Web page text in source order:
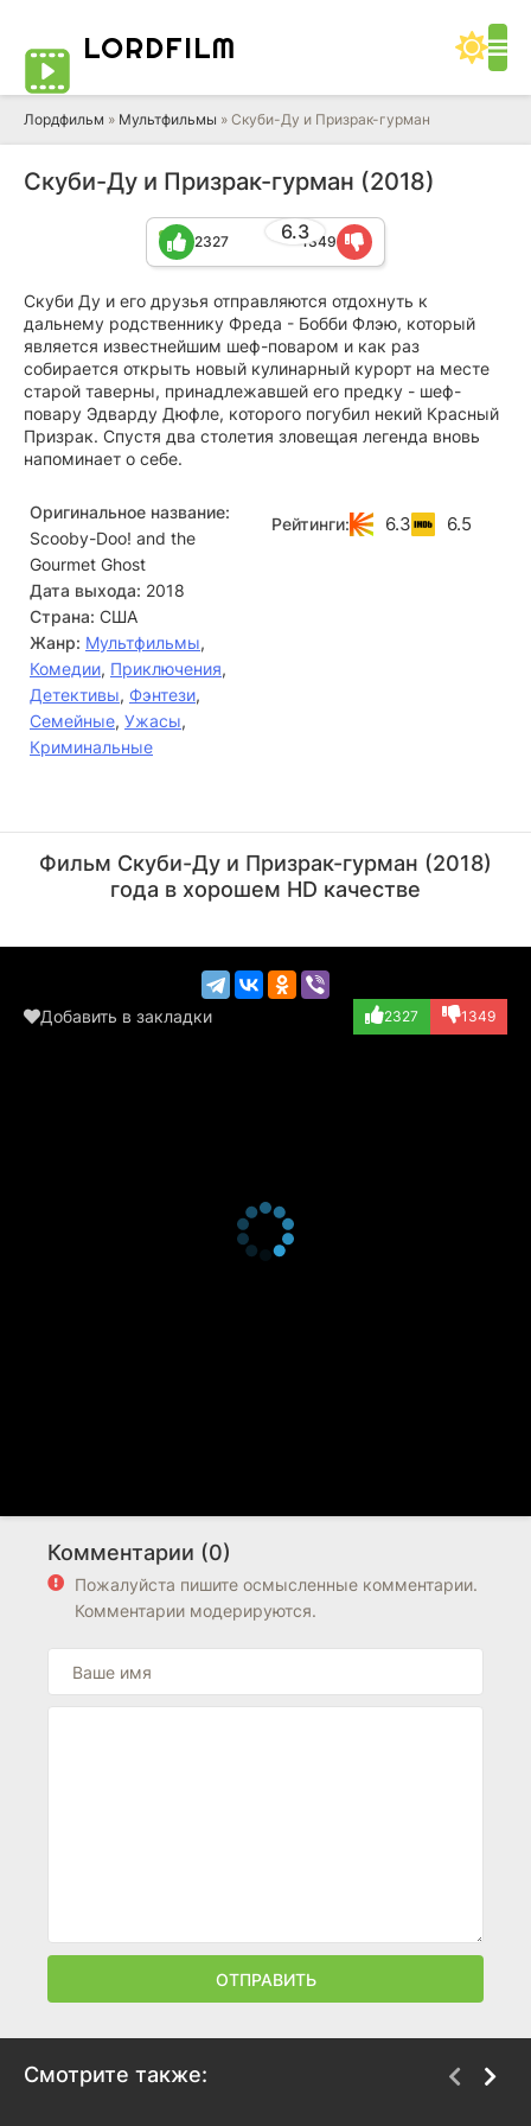
LORDFILM
Лордфильм » Мультфильмы » Скуби-Ду и Призрак-гурман
Скуби-Ду и Призрак-гурман (2018)
6.3
2327 1349
Скуби Ду и его друзья отправляются отдохнуть к
дальнему родственнику Фреда - Бобби Флэю, который
является известнейшим шеф-поваром и как раз
собирается открыть новый кулинарный курорт на месте
старой таверны, принадлежавшей его предку - шеф-
повару Эдварду Дюфле, которого погубил некий Красный
Призрак. Спустя два столетия зловещая легенда вновь
напоминает о себе.
Оригинальное название:
Scooby-Doo! and the
Gourmet Ghost
Дата выхода: 2018
Страна: США
Жанр: Мультфильмы,
Комедии, Приключения,
Детективы, Фэнтези,
Семейные, Ужасы,
Криминальные
Рейтинги: 6.3 6.5
(Scooby-Doo / Fr...)
(Daphne Blake /...)
Фильм Скуби-Ду и Призрак-гурман (2018)
года в хорошем HD качестве
Добавить в закладки 2327 1349
Комментарии (0)
Пожалуйста пишите осмысленные комментарии.
Комментарии модерируются.
ОТПРАВИТЬ
Смотрите также: